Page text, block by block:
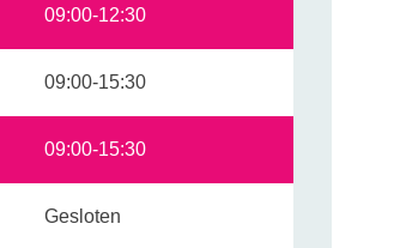
09:00-12:30
09:00-15:30
09:00-15:30
Gesloten